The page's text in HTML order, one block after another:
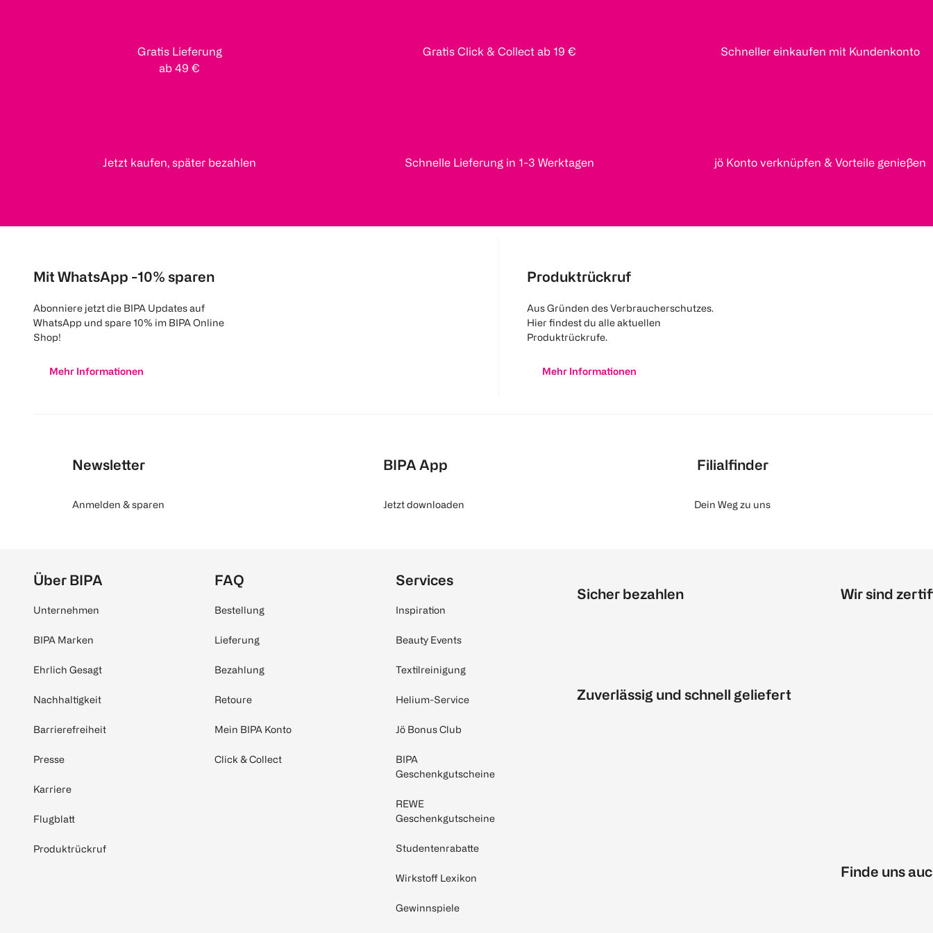
Gratis Lieferung
ab 49 €
Gratis Click & Collect ab 19 € Schneller einkaufen mit Kundenkonto
Jetzt kaufen, später bezahlen Schnelle Lieferung in 1-3 Werktagen jö Konto verknüpfen & Vorteile genießen
Mit WhatsApp -10% sparen
Abonniere jetzt die BIPA Updates auf
WhatsApp und spare 10% im BIPA Online
Shop!
Mehr Informationen
Produktrückruf
Aus Gründen des Verbraucherschutzes.
Hier findest du alle aktuellen
Produktrückrufe.
Mehr Informationen
Newsletter
Anmelden & sparen
BIPA App
Jetzt downloaden
Filialfinder
Dein Weg zu uns
Über BIPA
Unternehmen
BIPA Marken
Ehrlich Gesagt
Nachhaltigkeit
Barrierefreiheit
Presse
Karriere
Flugblatt
Produktrückruf
FAQ
Bestellung
Lieferung
Bezahlung
Retoure
Mein BIPA Konto
Click & Collect
Services
Inspiration
Beauty Events
Textilreinigung
Helium-Service
Jö Bonus Club
BIPA
Geschenkgutscheine
REWE
Geschenkgutscheine
Studentenrabatte
Wirkstoff Lexikon
Gewinnspiele
Sicher bezahlen
Zuverlässig und schnell geliefert
Wir sind
Finde uns